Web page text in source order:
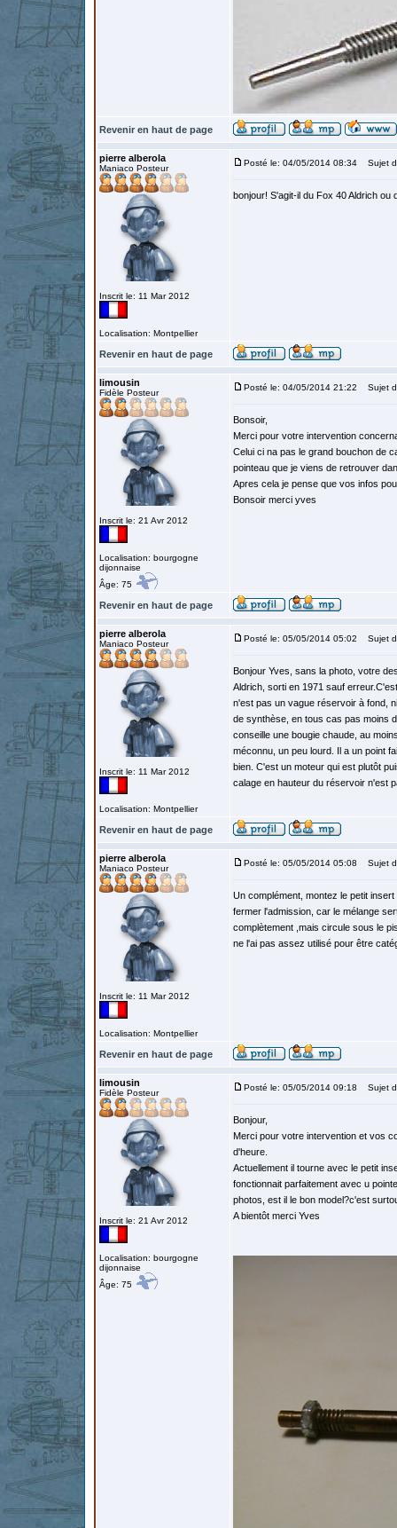
Revenir en haut de page
pierre alberola
Maniaco Posteur
Inscrit le: 11 Mar 2012
Localisation: Montpellier
Posté le: 04/05/2014 08:34 Sujet
bonjour! S'agit-il du Fox 40 Aldrich
Revenir en haut de page
limousin
Fidèle Posteur
Inscrit le: 21 Avr 2012
Localisation: bourgogne
dijonnaise
Âge: 75
Posté le: 04/05/2014 21:22 Sujet
Bonsoir,
Merci pour votre intervention
Celui ci na pas le grand bouchon de
pointeau que je viens de retrouver
Apres cela je pense que vos infos
Bonsoir merci yves
Revenir en haut de page
pierre alberola
Maniaco Posteur
Inscrit le: 11 Mar 2012
Localisation: Montpellier
Posté le: 05/05/2014 05:02 Sujet
Bonjour Yves, sans la photo, votre
Aldrich, sorti en 1971 sauf
n'est pas un vague réservoir à fond,
de synthèse, en tous cas pas moins
conseille une bougie chaude, au
méconnu, un peu lourd. Il a un point
bien. C'est un moteur qui est plutôt
calage en hauteur du réservoir n'est
Revenir en haut de page
pierre alberola
Maniaco Posteur
Inscrit le: 11 Mar 2012
Localisation: Montpellier
Posté le: 05/05/2014 05:08 Sujet
Un complément, montez le petit
fermer l'admission, car le mélange
complètement ,mais circule sous le
ne l'ai pas assez utilisé pour être
Revenir en haut de page
limousin
Fidèle Posteur
Inscrit le: 21 Avr 2012
Localisation: bourgogne
dijonnaise
Âge: 75
Posté le: 05/05/2014 09:18 Sujet
Bonjour,
Merci pour votre intervention et vos
d'heure.
Actuellement il tourne avec le petit
fonctionnait parfaitement avec u
photos, est il le bon model?c'est
A bientôt merci Yves